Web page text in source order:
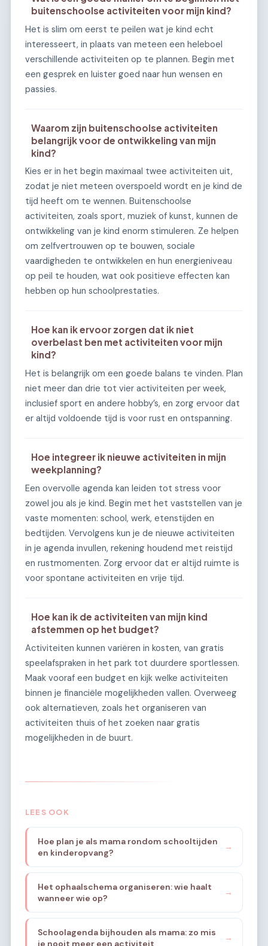
buitenschoolse activiteiten voor mijn kind?
Het is slim om eerst te peilen wat je kind echt
interesseert, in plaats van meteen een heleboel
verschillende activiteiten op te plannen. Begin met
een gesprek en luister goed naar hun wensen en
passies.
Waarom zijn buitenschoolse activiteiten
belangrijk voor de ontwikkeling van mijn
kind?
Kies er in het begin maximaal twee activiteiten uit,
zodat je niet meteen overspoeld wordt en je kind de
tijd heeft om te wennen. Buitenschoolse
activiteiten, zoals sport, muziek of kunst, kunnen de
ontwikkeling van je kind enorm stimuleren. Ze helpen
om zelfvertrouwen op te bouwen, sociale
vaardigheden te ontwikkelen en hun energieniveau
op peil te houden, wat ook positieve effecten kan
hebben op hun schoolprestaties.
Hoe kan ik ervoor zorgen dat ik niet
overbelast ben met activiteiten voor mijn
kind?
Het is belangrijk om een goede balans te vinden. Plan
niet meer dan drie tot vier activiteiten per week,
inclusief sport en andere hobby’s, en zorg ervoor dat
er altijd voldoende tijd is voor rust en ontspanning.
Hoe integreer ik nieuwe activiteiten in mijn
weekplanning?
Een overvolle agenda kan leiden tot stress voor
zowel jou als je kind. Begin met het vaststellen van je
vaste momenten: school, werk, etenstijden en
bedtijden. Vervolgens kun je de nieuwe activiteiten
in je agenda invullen, rekening houdend met reistijd
en rustmomenten. Zorg ervoor dat er altijd ruimte is
voor spontane activiteiten en vrije tijd.
Hoe kan ik de activiteiten van mijn kind
afstemmen op het budget?
Activiteiten kunnen variëren in kosten, van gratis
speelafspraken in het park tot duurdere sportlessen.
Maak vooraf een budget en kijk welke activiteiten
binnen je financiële mogelijkheden vallen. Overweeg
ook alternatieven, zoals het organiseren van
activiteiten thuis of het zoeken naar gratis
mogelijkheden in de buurt.
LEES OOK
Hoe plan je als mama rondom schooltijden
en kinderopvang?
→
Het ophaalschema organiseren: wie haalt
wanneer wie op?
→
Schoolagenda bijhouden als mama: zo mis
je nooit meer een activiteit
→